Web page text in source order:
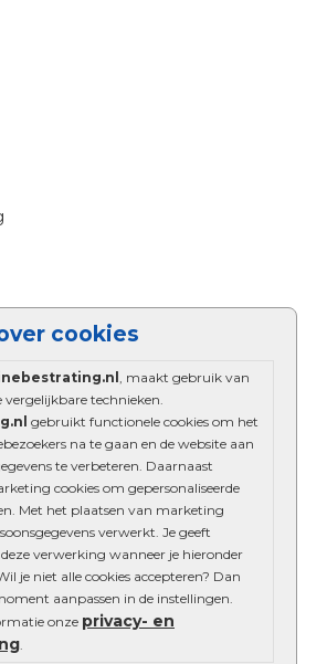
cookies
, maakt gebruik van
vergelijkbare technieken.
gebruikt functionele cookies om het
na te gaan en de website aan
te verbeteren. Daarnaast
cookies om gepersonaliseerde
Met het plaatsen van marketing
verwerkt. Je geeft
verwerking wanneer je hieronder
je niet alle cookies accepteren? Dan
aanpassen in de instellingen.
onze privacy- en